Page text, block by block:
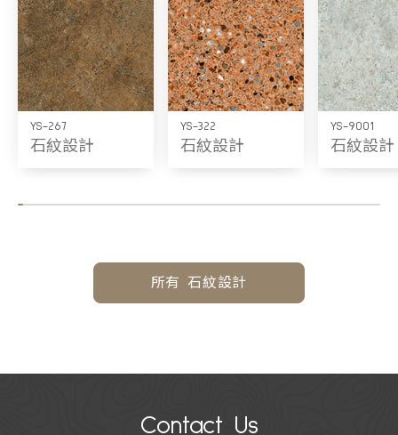
YS-267
石紋設計
YS-322
石紋設計
YS-9001
石紋設計
所有 石紋設計
Contact Us